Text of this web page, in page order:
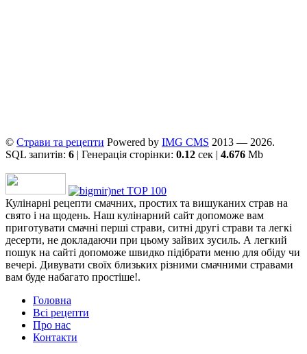
© Страви та рецепти Powered by ІMG CMS 2013 — 2026.
SQL запитів: 6 | Генерація сторінки: 0.12 сек | 4.676 Mb
Кулінарні рецепти смачних, простих та вишуканих страв на
свято і на щодень. Наш кулінарний сайт допоможе вам
приготувати смачні перші страви, ситні другі страви та легкі
десерти, не докладаючи при цьому зайвих зусиль. А легкий
пошук на сайті допоможе швидко підібрати меню для обіду чи
вечері. Дивувати своїх близьких різними смачними стравами
вам буде набагато простіше!.
Головна
Всі рецепти
Про нас
Контакти